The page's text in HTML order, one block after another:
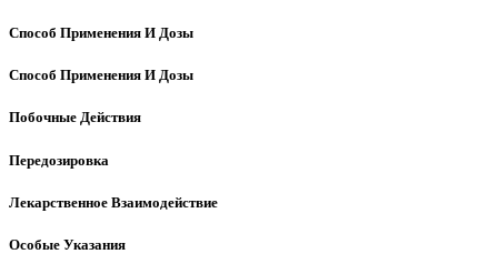
Способ Применения И Дозы
Способ Применения И Дозы
Побочные Действия
Передозировка
Лекарственное Взаимодействие
Особые Указания